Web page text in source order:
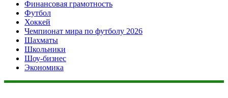
Финансовая грамотность
Футбол
Хоккей
Чемпионат мира по футболу 2026
Шахматы
Школьники
Шоу-бизнес
Экономика